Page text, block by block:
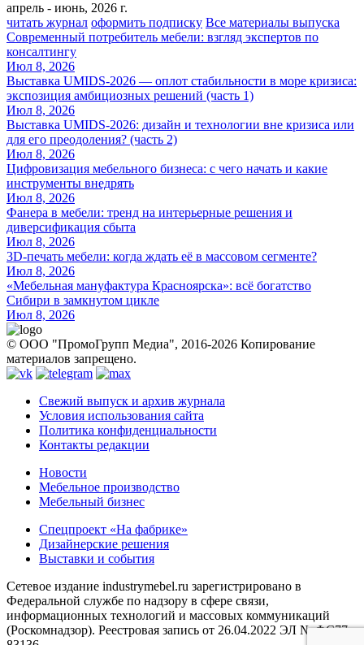
апрель - июнь, 2026 г.
читать журнал оформить подписку Все материалы выпуска
Современный потребитель мебели: взгляд экспертов по
консалтингу
Июл 8, 2026
Выставка UMIDS-2026 — оплот стабильности в море кризиса:
экспозиция амбициозных решений (часть 1)
Июл 8, 2026
Выставка UMIDS-2026: дизайн и технологии вне кризиса или
для его преодоления? (часть 2)
Июл 8, 2026
Цифровизация мебельного бизнеса: с чего начать и какие
инструменты внедрять
Июл 8, 2026
Фанера в мебели: тренд на интерьерные решения и
диверсификация сбыта
Июл 8, 2026
3D-печать мебели: когда ждать её в массовом сегменте?
Июл 8, 2026
«Мебельная мануфактура Красноярска»: всё богатство
Сибири в замкнутом цикле
Июл 8, 2026
© ООО "ПромоГрупп Медиа", 2016-2026 Копирование
материалов запрещено.
Свежий выпуск и архив журнала
Условия использования сайта
Политика конфиденциальности
Контакты редакции
Новости
Мебельное производство
Мебельный бизнес
Спецпроект «На фабрике»
Дизайнерские решения
Выставки и события
Сетевое издание industrymebel.ru зарегистрировано в
Федеральной службе по надзору в сфере связи,
информационных технологий и массовых коммуникаций
(Роскомнадзор). Реестровая запись от 26.04.2022 ЭЛ № ФС77 -